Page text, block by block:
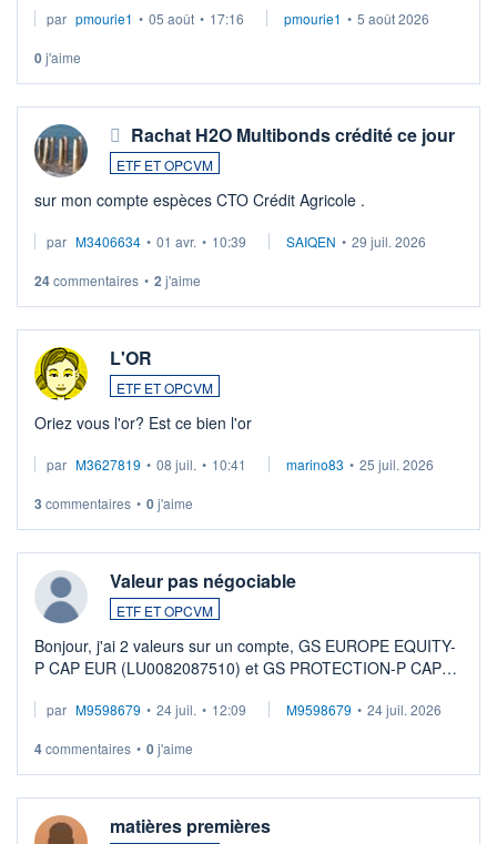
par pmourie1 • 05 août • 17:16 pmourie1 • 5 août 2026
0j'aime
Rachat H2O Multibonds crédité ce jour
ETF ET OPCVM
sur mon compte espèces CTO Crédit Agricole .
par M3406634 • 01 avr. • 10:39 SAIQEN • 29 juil. 2026
24commentaires • 2 j'aime
L'OR
ETF ET OPCVM
Oriez vous l'or? Est ce bien l'or
par M3627819 • 08 juil. • 10:41 marino83 • 25 juil. 2026
3 commentaires • 0j'aime
Valeur pas négociable
ETF ET OPCVM
Bonjour, j'ai 2 valeurs sur un compte, GS EUROPE EQUITY-
P CAP EUR (LU0082087510) et GS PROTECTION-P CAP
veux procéder à la vente, on me signale ...
par M9598679 • 24 juil. • 12:09 M9598679 • 24 juil. 2026
4commentaires • 0j'aime
matières premières